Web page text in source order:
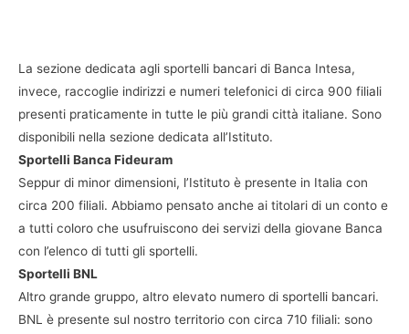
La sezione dedicata agli sportelli bancari di Banca Intesa,
invece, raccoglie indirizzi e numeri telefonici di circa 900 filiali
presenti praticamente in tutte le più grandi città italiane. Sono
disponibili nella sezione dedicata all’Istituto.
Sportelli Banca Fideuram
Seppur di minor dimensioni, l’Istituto è presente in Italia con
circa 200 filiali. Abbiamo pensato anche ai titolari di un conto e
a tutti coloro che usufruiscono dei servizi della giovane Banca
con l’elenco di tutti gli sportelli.
Sportelli BNL
Altro grande gruppo, altro elevato numero di sportelli bancari.
BNL è presente sul nostro territorio con circa 710 filiali: sono